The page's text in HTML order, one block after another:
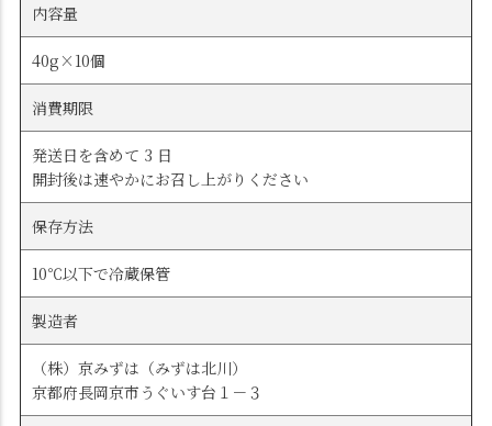
内容量
40g×10個
消費期限
発送日を含めて 3 日
開封後は速やかにお召し上がりください
保存方法
10℃以下で冷蔵保管
製造者
（株）京みずは（みずは北川）
京都府長岡京市うぐいす台１－３